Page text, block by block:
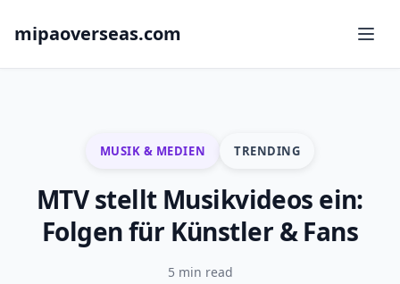
mipaoverseas.com
MUSIK & MEDIEN TRENDING
MTV stellt Musikvideos ein:
Folgen für Künstler & Fans
5 min read